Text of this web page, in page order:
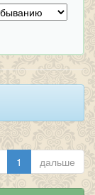
1 дальше